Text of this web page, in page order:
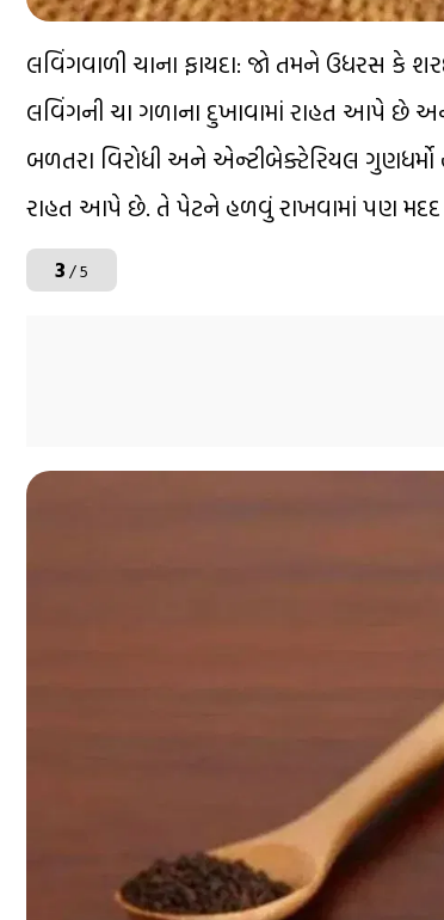
લવિંગવાળી ચાના ફાયદા: જો તમને ઉધરસ કે
લવિંગની ચા ગળાના દુખાવામાં રાહત આપે છે
બળતરા વિરોધી અને એન્ટીબેક્ટેરિયલ
રાહત આપે છે. તે પેટને હળવું રાખવામાં પણ
3/ 5